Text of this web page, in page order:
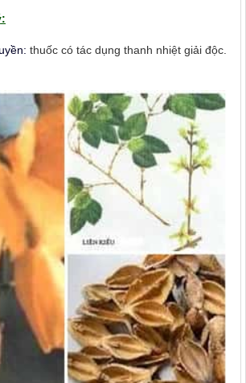
thuốc có tác dụng thanh nhiệt giải độc.